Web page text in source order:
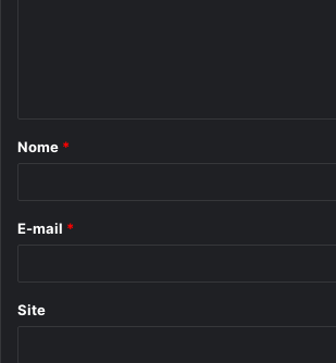
r
Nome *
E-mail *
Site